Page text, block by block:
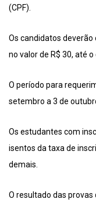
(CPF).
Os candidatos
no valor de R$ 30, até
O período para
setembro a 3 de
Os estudantes com
isentos da taxa de
demais.
O resultado das